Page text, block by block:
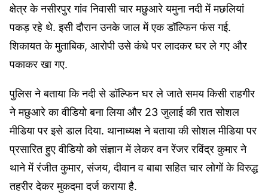
क्षेत्र के नसीरपुर गांव निवासी चार मछुआरे यमुना नदी में मछलियां
पकड़ रहे थे. इसी दौरान उनके जाल में एक डॉल्फिन फंस गई.
शिकायत के मुताबिक, आरोपी उसे कंधे पर लादकर घर ले गए और
पकाकर खा गए.
पुलिस ने बताया कि नदी से डॉल्फिन घर ले जाते समय किसी राहगीर
ने मछुआरे का वीडियो बना लिया और 23 जुलाई की रात सोशल
मीडिया पर इसे डाल दिया. थानाध्यक्ष ने बताया की सोशल मीडिया पर
प्रसारित हुए वीडियो को संज्ञान में लेकर वन रेंजर रविंद्र कुमार ने
थाने में रंजीत कुमार, संजय, दीवान व बाबा सहित चार लोगों के विरुद्ध
तहरीर देकर मुकदमा दर्ज कराया है.